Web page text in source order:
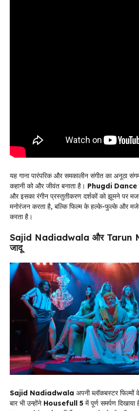
यह गाना पारंपरिक और समकालीन संगीत का अनूठा
कहानी को और जीवंत बनाता है। Phugdi Dance
और इसका रंगीन प्रस्तुतीकरण दर्शकों को झूमने पर
मनोरंजन करता है, बल्कि फिल्म के हल्के-फुल्के और
करता है।
Sajid Nadiadwala और Tarun
जादू
Sajid Nadiadwala अपनी ब्लॉकबस्टर
बार भी उन्होंने Housefull 5 में पूर्ण समर्पण दिखाया